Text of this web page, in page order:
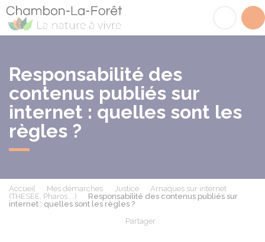
Responsabilité des
contenus publiés sur
internet : quelles sont les
règles ?
Accueil Mes démarches Justice
Arnaques sur internet
(THESEE, Pharos ...)
Responsabilité des contenus publiés sur
internet : quelles sont les règles ?
Partager